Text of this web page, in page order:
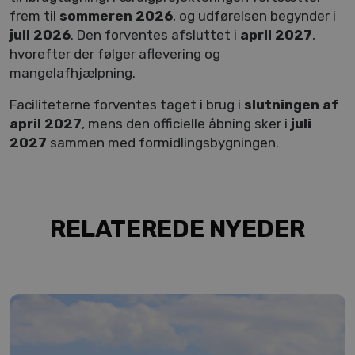
frem til sommeren 2026
juli 2026. Den forventes afsluttet i april 2027,
hvorefter der følger aflevering og
mangelafhjælpning.
Faciliteterne forventes taget i brug i slutningen af
april 2027, mens den officielle åbning sker i juli
2027 sammen med formidlingsbygningen.
RELATEREDE NYEDER